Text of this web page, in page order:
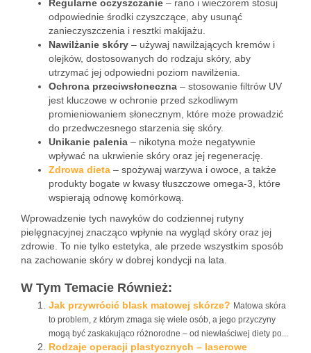
Regularne oczyszczanie – rano i wieczorem stosuj
odpowiednie środki czyszczące, aby usunąć
zanieczyszczenia i resztki makijażu.
Nawilżanie skóry – używaj nawilżających kremów i
olejków, dostosowanych do rodzaju skóry, aby
utrzymać jej odpowiedni poziom nawilżenia.
Ochrona przeciwsłoneczna – stosowanie filtrów UV
jest kluczowe w ochronie przed szkodliwym
promieniowaniem słonecznym, które może prowadzić
do przedwczesnego starzenia się skóry.
Unikanie palenia – nikotyna może negatywnie
wpływać na ukrwienie skóry oraz jej regenerację.
Zdrowa dieta – spożywaj warzywa i owoce, a także
produkty bogate w kwasy tłuszczowe omega-3, które
wspierają odnowę komórkową.
Wprowadzenie tych nawyków do codziennej rutyny
pielęgnacyjnej znacząco wpłynie na wygląd skóry oraz jej
zdrowie. To nie tylko estetyka, ale przede wszystkim sposób
na zachowanie skóry w dobrej kondycji na lata.
W Tym Temacie Również:
Jak przywrócić blask matowej skórze? Matowa skóra
to problem, z którym zmaga się wiele osób, a jego przyczyny
mogą być zaskakująco różnorodne – od niewłaściwej diety po...
Rodzaje operacji plastycznych – laserowe